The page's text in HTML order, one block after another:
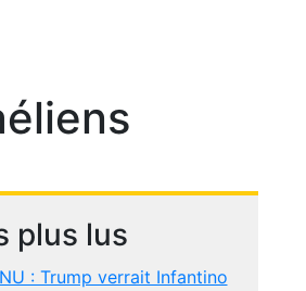
plus lus
: Trump verrait Infantino